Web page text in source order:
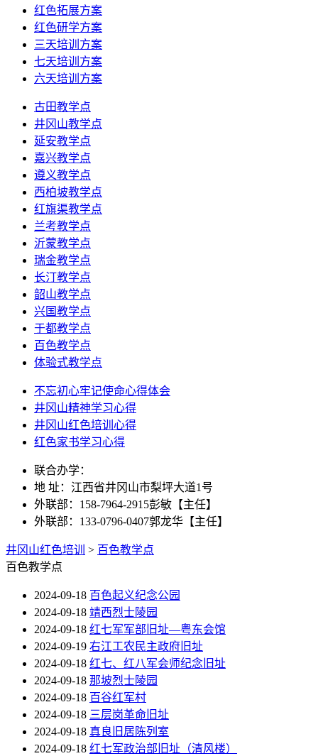
红色拓展方案
红色研学方案
三天培训方案
七天培训方案
六天培训方案
古田教学点
井冈山教学点
延安教学点
嘉兴教学点
遵义教学点
西柏坡教学点
红旗渠教学点
兰考教学点
沂蒙教学点
瑞金教学点
长汀教学点
韶山教学点
兴国教学点
于都教学点
百色教学点
体验式教学点
不忘初心牢记使命心得体会
井冈山精神学习心得
井冈山红色培训心得
红色家书学习心得
联合办学：
地 址：江西省井冈山市梨坪大道1号
外联部：158-7964-2915彭敏【主任】
外联部：133-0796-0407郭龙华【主任】
井冈山红色培训 > 百色教学点
百色教学点
2024-09-18 百色起义纪念公园
2024-09-18 靖西烈士陵园
2024-09-18 红七军军部旧址—粤东会馆
2024-09-19 右江工农民主政府旧址
2024-09-18 红七、红八军会师纪念旧址
2024-09-18 那坡烈士陵园
2024-09-18 百谷红军村
2024-09-18 三层岗革命旧址
2024-09-18 真良旧居陈列室
2024-09-18 红七军政治部旧址（清风楼）